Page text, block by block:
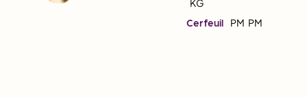
KG
Cerfeuil
PM PM